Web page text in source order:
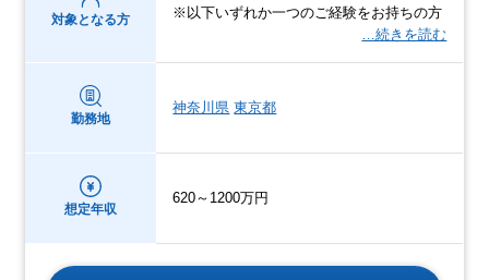
対象となる方
※以下いずれか一つのご経験をお持ちの方
…続きを読む
勤務地
神奈川県 東京都
想定年収
620～1200万円